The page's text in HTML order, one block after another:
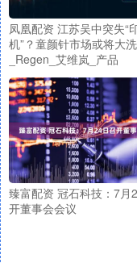
凤凰配资 江苏吴中突失“
机”？童颜针市场或将大
_Regen_艾维岚_产品
臻富配资 冠石科技：7月
开董事会会议